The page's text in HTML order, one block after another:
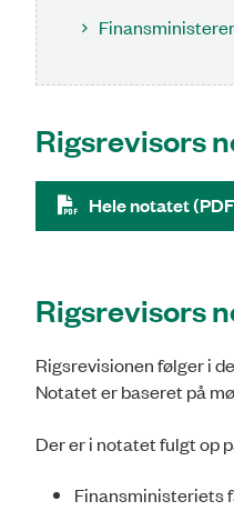
Rigsrevisors
Hele notatet
Rigsrevisors
Rigsrevisionen følger i
Notatet er baseret på
Der er i notatet fulgt op
Finansministeriets